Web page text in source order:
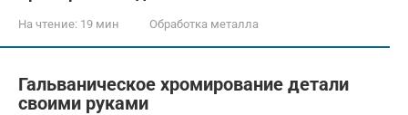
На чтение: 19 мин Обработка металла
Гальваническое хромирование детали
своими руками